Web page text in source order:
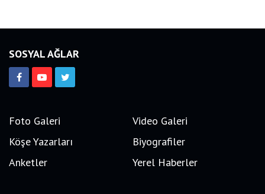
SOSYAL AĞLAR
Foto Galeri
Video Galeri
Köşe Yazarları
Biyografiler
Anketler
Yerel Haberler